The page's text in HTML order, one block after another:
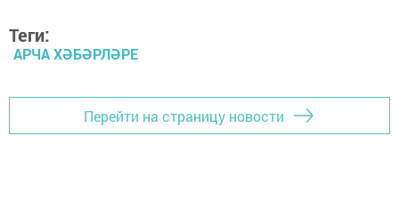
Теги:
АРЧА ХӘБӘРЛӘРЕ
Перейти на страницу новости